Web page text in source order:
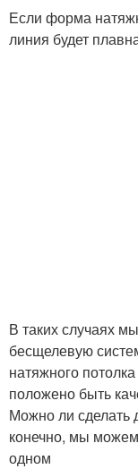
Если форма
линия будет
В таких случаях
бесщелевую
натяжного
положено быть
Можно ли сделать
конечно, мы
одном